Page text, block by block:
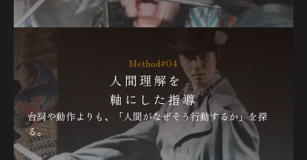
Method#04
人間理解を
軸にした指導
台詞や動作よりも、「人間がなぜそう行動するか」を探
る。